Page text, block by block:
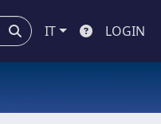
IT LOGIN